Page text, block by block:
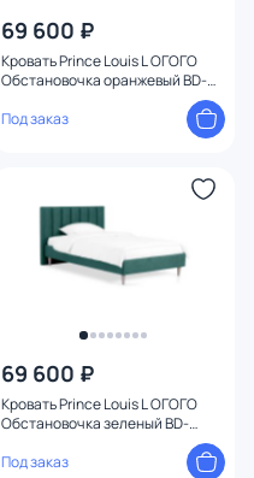
69 600 ₽
Кровать Prince Louis L ОГОГО
Обстановочка оранжевый BD-
Под заказ
69 600 ₽
Кровать Prince Louis L ОГОГО
Обстановочка зеленый BD-
Под заказ